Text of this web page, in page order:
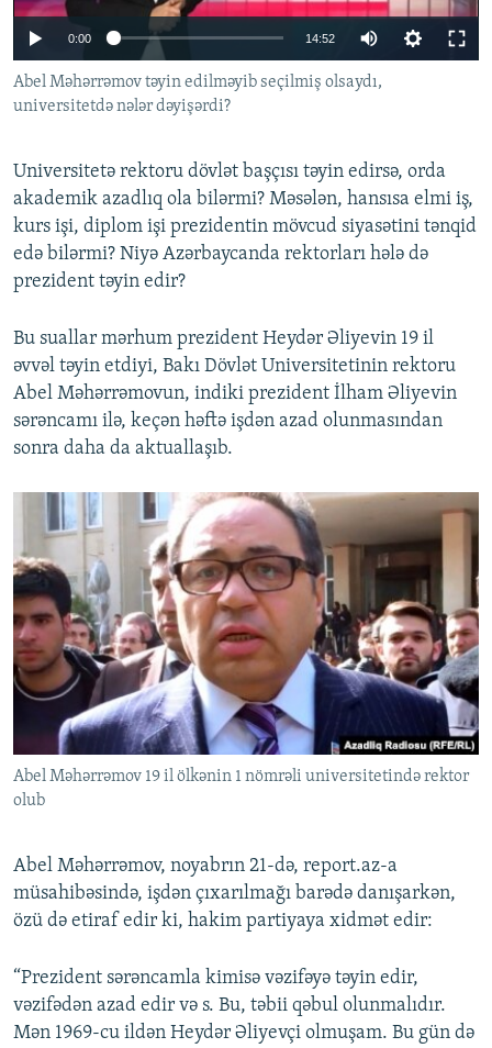
KARIKATURA
İSLAM VƏ DEMOKRATIYA
İZ - MƏDƏNIYYƏT PROQRAMI
PEŞƏ ETIKASI VƏ JURNALISTIKA STANDARTLARIMIZ
MATERIALLARIMIZDAN ISTIFADƏ
AZADLIQRADIOSU MOBIL TELEFONUNUZDA
XƏBƏR BÜLLETENLƏRIMIZ
RFE/RL-in bütün saytları
0:00 14:52
Abel Məhərrəmov təyin edilməyib seçilmiş olsaydı,
universitetdə nələr dəyişərdi?
Universitetə rektoru dövlət başçısı təyin edirsə, orda
akademik azadlıq ola bilərmi? Məsələn, hansısa elmi iş,
kurs işi, diplom işi prezidentin mövcud siyasətini tənqid
edə bilərmi? Niyə Azərbaycanda rektorları hələ də
prezident təyin edir?
Bu suallar mərhum prezident Heydər Əliyevin 19 il
əvvəl təyin etdiyi, Bakı Dövlət Universitetinin rektoru
Abel Məhərrəmovun, indiki prezident İlham Əliyevin
sərəncamı ilə, keçən həftə işdən azad olunmasından
sonra daha da aktuallaşıb.
Abel Məhərrəmov 19 il ölkənin 1 nömrəli universitetində rektor
olub
Abel Məhərrəmov, noyabrın 21-də, report.az-a
müsahibəsində, işdən çıxarılmağı barədə danışarkən,
özü də etiraf edir ki, hakim partiyaya xidmət edir:
“Prezident sərəncamla kimisə vəzifəyə təyin edir,
vəzifədən azad edir və s. Bu, təbii qəbul olunmalıdır.
Mən 1969-cu ildən Heydər Əliyevçi olmuşam. Bu gün də